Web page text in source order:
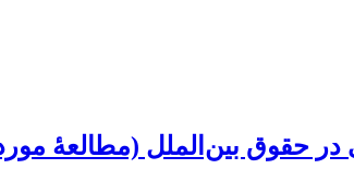
بین‌الملل (مطالعۀ